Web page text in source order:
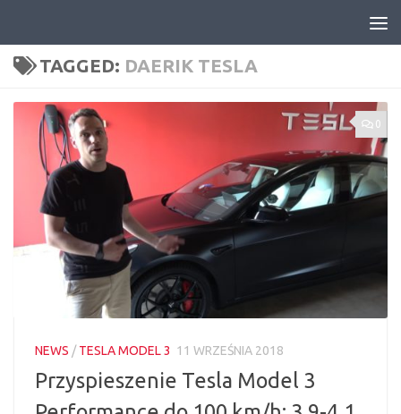
TAGGED: DAERIK TESLA
0
NEWS /TESLA MODEL 3 11 WRZEŚNIA 2018
Przyspieszenie Tesla Model 3